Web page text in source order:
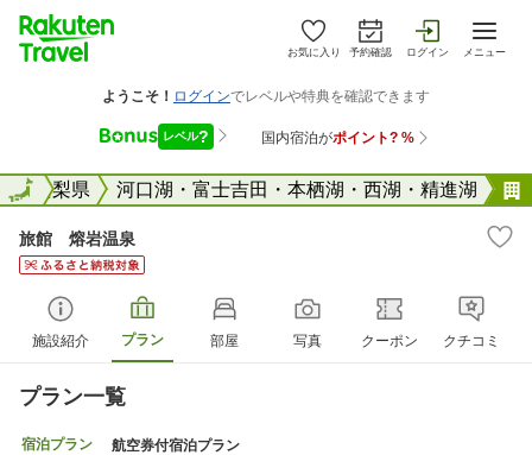
お気に入り 予約確認 ログイン メニュー
全国 山梨県 河口湖・富士吉田・本栖湖・西湖・精進湖
全国
旅館 熔岩温泉
施設紹介 プラン 部屋 写真 クーポン クチコミ
プラン一覧
宿泊プラン 航空券付宿泊プラン